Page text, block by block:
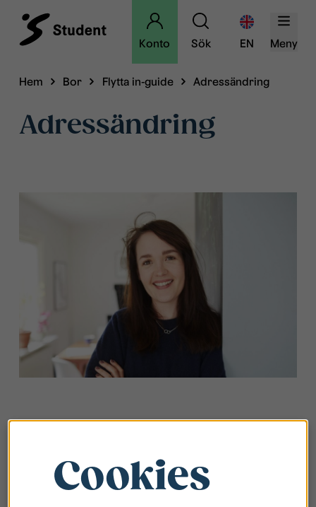
Konto Sök EN Meny
Hem Bor Flytta in-guide Adressändring
Adressändring
När du flyttar in är det viktigt att göra en
myndigheter ska komma till din nya adress. Att
göra en flyttanmälan är gratis.
Cookies